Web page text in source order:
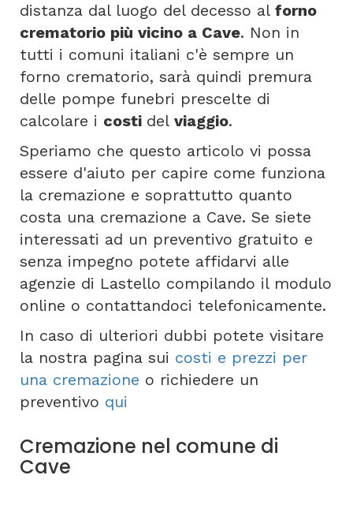
distanza dal luogo del decesso al forno
crematorio più vicino a Cave. Non in
tutti i comuni italiani c'è sempre un
forno crematorio, sarà quindi premura
delle pompe funebri prescelte di
calcolare i costi del viaggio.
Speriamo che questo articolo vi possa
essere d'aiuto per capire come funziona
la cremazione e soprattutto quanto
costa una cremazione a Cave. Se siete
interessati ad un preventivo gratuito e
senza impegno potete affidarvi alle
agenzie di Lastello compilando il modulo
online o contattandoci telefonicamente.
In caso di ulteriori dubbi potete visitare
la nostra pagina sui costi e prezzi per
una cremazione o richiedere un
preventivo qui
Cremazione nel comune di
Cave